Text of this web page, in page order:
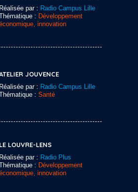
Réalisée par : Radio Campus Lille
: Développement
innovation
JOUVENCE
Réalisée par : Radio Campus Lille
: Santé
LE LOUVRE-LENS
Réalisée par : Radio Plus
: Développement
innovation